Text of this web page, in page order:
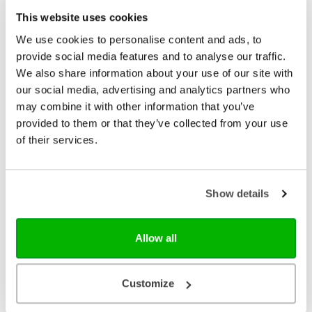
This website uses cookies
We use cookies to personalise content and ads, to
provide social media features and to analyse our traffic.
We also share information about your use of our site with
our social media, advertising and analytics partners who
may combine it with other information that you’ve
provided to them or that they’ve collected from your use
of their services.
Show details
Allow all
Customize
verhaal een kleurplaat. Willemijn de Weerd is
met illustrator Marieke ten Berge aan de
Peuterbijbel en uitgaven die hierbij aansluiten, zoals
kartonboekjes, een adventskalender en een
kerstboek, en het Peuterdagboek. De illustraties van
Marieke ten Berge sluiten perfect aan bij de
belevingswereld van (jonge) kinderen.
sluiten. Neem je peuter op schoot en zing samen
een lied. Bid samen een eenvoudig gebed dat past
bij de leefwereld van jouw kind. Geniet van de
bijpassende illustratie. En dan … ‘slaap lekker’! •
Samen met je peuter ontspannen en inhoudsvol de
dag afsluiten. • Liedjes, gebeden en
voorleesverhalen. • Sluit aan op 20 verhalen uit de
Peuterbijbel. • Nieuwe uitgave in de Peuterbijbel-
serie. • Met nieuwe illustraties. Willemijn de Weerd is
€ 21,99